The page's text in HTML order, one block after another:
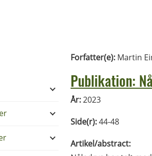
Forfatter(e): Martin
Publikation:
År:2023
Side(r):44-48
Artikel/abstract: